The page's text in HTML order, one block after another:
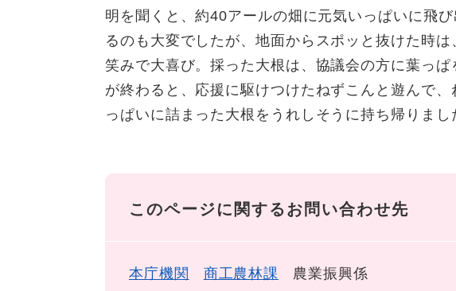
明を聞くと、約40アールの畑に元気いっぱいに飛
るのも大変でしたが、地面からスポッと抜けた時
笑みで大喜び。採った大根は、協議会の方に葉っ
が終わると、応援に駆けつけたねずこんと遊んで
っぱいに詰まった大根をうれしそうに持ち帰りまし
このページに関するお問い合わせ先
本庁機関 商工農林課 農業振興係